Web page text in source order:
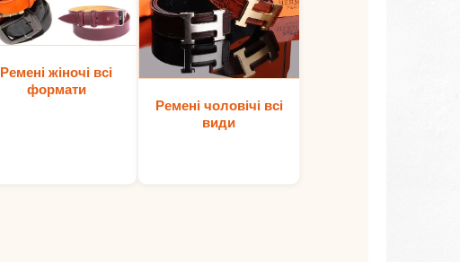
Ремені жіночі всі
формати
Ремені чоловічі всі
види